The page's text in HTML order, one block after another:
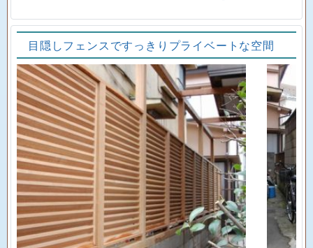
目隠しフェンスですっきりプライベートな空間